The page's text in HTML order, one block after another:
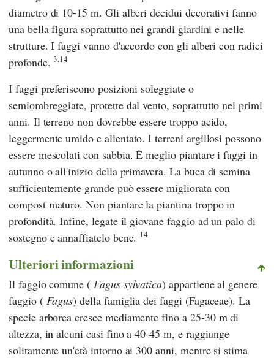
diametro di 10-15 m. Gli alberi decidui decorativi fanno
una bella figura soprattutto nei grandi giardini e nelle
strutture. I faggi vanno d'accordo con gli alberi con radici
profonde.3.14
I faggi preferiscono posizioni soleggiate o
semiombreggiate, protette dal vento, soprattutto nei primi
anni. Il terreno non dovrebbe essere troppo acido,
leggermente umido e allentato. I terreni argillosi possono
essere mescolati con sabbia. È meglio piantare i faggi in
autunno o all'inizio della primavera. La buca di semina
sufficientemente grande può essere migliorata con
compost maturo. Non piantare la piantina troppo in
profondità. Infine, legate il giovane faggio ad un palo di
sostegno e annaffiatelo bene. 14
Ulteriori informazioni
Il faggio comune ( Fagus sylvatica) appartiene al genere
faggio ( Fagus) della famiglia dei faggi (Fagaceae). La
specie arborea cresce mediamente fino a 25-30 m di
altezza, in alcuni casi fino a 40-45 m, e raggiunge
solitamente un'età intorno ai 300 anni, mentre si stima